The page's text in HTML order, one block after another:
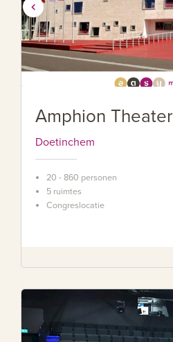
Amphion Theater
Doetinchem
20 - 860 personen
5 ruimtes
Congreslocatie